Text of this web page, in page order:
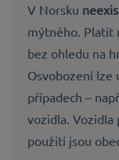
V Norsku
mýtného. Platit
bez ohledu na
Osvobození lze
případech –
vozidla.
použití jsou